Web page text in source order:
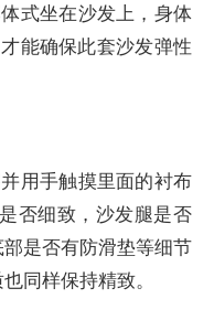
式坐在沙发上，身体
能确保此套沙发弹性
用手触摸里面的衬布
否细致，沙发腿是否
是否有防滑垫等细节
同样保持精致。